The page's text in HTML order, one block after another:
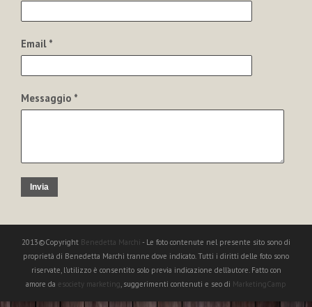
Email *
Messaggio *
Invia
2013©Copyright Benedetta Marchi - Le foto contenute nel presente sito sono di
proprietà di Benedetta Marchi tranne dove indicato. Tutti i diritti delle foto sono
riservate, l'utilizzo è consentito solo previa indicazione dell'autore. Fatto con
amore da esociety marketing, suggerimenti contenuti e seo di MarketingCamp